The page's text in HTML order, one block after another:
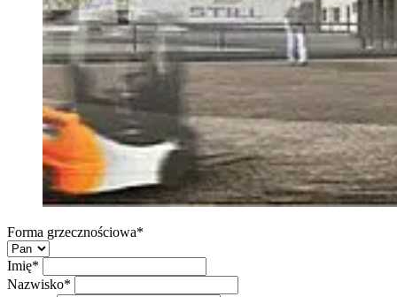
Forma grzecznościowa*
Imię*
Nazwisko*